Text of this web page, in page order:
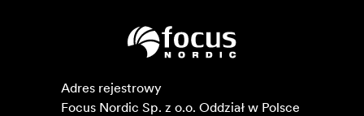
Adres rejestrowy
Focus Nordic Sp. z o.o. Oddział w Polsce